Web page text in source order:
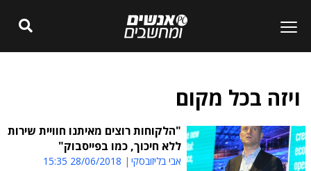
ויזה בכל מקום
"הלקוחות רוצים מאיתנו חוויית שירות
ללא חיכוך, כמו בפייסבוק"
אבי בליזובסקי 28/06/2018 15:35